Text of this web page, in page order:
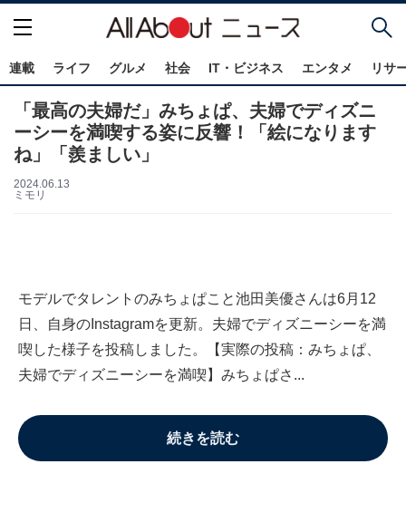
連載 ライフ グルメ 社会 IT・ビジネス エンタメ リサ
「最高の夫婦だ」みちょぱ、夫婦でディズニ
ーシーを満喫する姿に反響！「絵になります
ね」「羨ましい」
2024.06.13
ミモリ
モデルでタレントのみちょぱこと池田美優さんは6月12
日、自身のInstagramを更新。夫婦でディズニーシーを満
喫した様子を投稿しました。【実際の投稿：みちょぱ、
夫婦でディズニーシーを満喫】みちょぱさ...
続きを読む